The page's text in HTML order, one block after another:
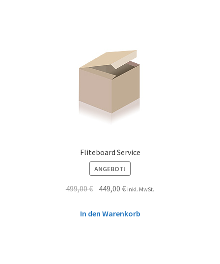
Fliteboard Service
ANGEBOT!
499,00€ 449,00€ inkl. MwSt.
In den Warenkorb